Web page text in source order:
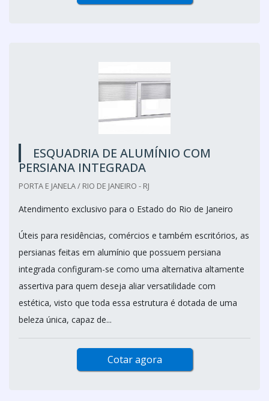
ESQUADRIA DE ALUMÍNIO COM
PERSIANA INTEGRADA
PORTA E JANELA / RIO DE JANEIRO - RJ
Atendimento exclusivo para o Estado do Rio de Janeiro
Úteis para residências, comércios e também escritórios, as
persianas feitas em alumínio que possuem persiana
integrada configuram-se como uma alternativa altamente
assertiva para quem deseja aliar versatilidade com
estética, visto que toda essa estrutura é dotada de uma
beleza única, capaz de...
Cotar agora